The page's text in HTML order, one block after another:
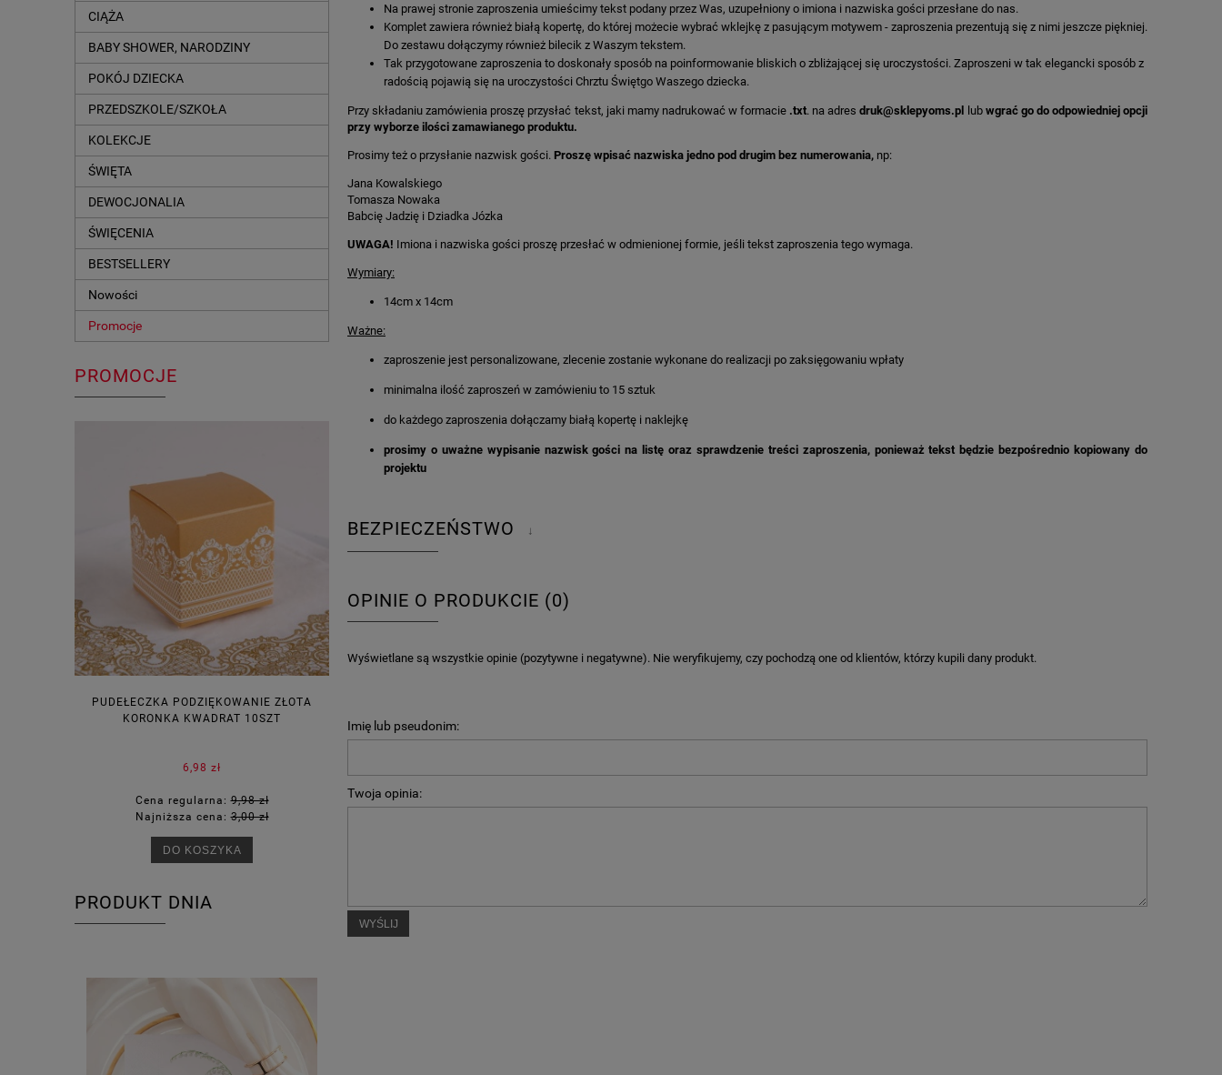
CIĄŻA
BABY SHOWER, NARODZINY
POKÓJ DZIECKA
PRZEDSZKOLE/SZKOŁA
KOLEKCJE
ŚWIĘTA
DEWOCJONALIA
ŚWIĘCENIA
BESTSELLERY
Nowości
Promocje
PROMOCJE
PUDEŁECZKA PODZIĘKOWANIE ZŁOTA
KORONKA KWADRAT 10SZT
6,98 zł
Cena regularna:9,98 zł
Najniższa cena:3,00 zł
DO KOSZYKA
DREAM 10SZT
Cena regularna:
PRODUKT DNIA
Na prawej stronie zaproszenia umieścimy tekst podany przez Was, uzupełniony o imiona i nazwiska gości przesłane do nas.
Komplet zawiera również białą kopertę, do której możecie wybrać wklejkę z pasującym motywem - zaproszenia prezentują się z nimi jeszcze piękniej.
Do zestawu dołączymy również bilecik z Waszym tekstem.
Tak przygotowane zaproszenia to doskonały sposób na poinformowanie bliskich o zbliżającej się uroczystości. Zaproszeni w tak elegancki sposób z
radością pojawią się na uroczystości Chrztu Świętgo Waszego dziecka.
Przy składaniu zamówienia proszę przysłać tekst, jaki mamy nadrukować w formacie .txt. na adresdruk@sklepyoms.pl lub wgrać go do odpowiedniej opcji
przy wyborze ilości zamawianego produktu.
Prosimy też o przysłanie nazwisk gości. Proszę wpisać nazwiska jedno pod drugim bez numerowania, np:
Jana Kowalskiego
Tomasza Nowaka
Babcię Jadzię i Dziadka Józka
UWAGA! Imiona i nazwiska gości proszę przesłać w odmienionej formie, jeśli tekst zaproszenia tego wymaga.
Wymiary:
14cm x 14cm
Ważne:
zaproszenie jest personalizowane, zlecenie zostanie wykonane do realizacji po zaksięgowaniu wpłaty
minimalna ilość zaproszeń w zamówieniu to 15 sztuk
do każdego zaproszenia dołączamy białą kopertę i naklejkę
prosimy o uważne wypisanie nazwisk gości na listę oraz sprawdzenie treści zaproszenia, ponieważ tekst będzie bezpośrednio kopiowany do
projektu
BEZPIECZEŃSTWO ↓
OPINIE O PRODUKCIE (0)
Wyświetlane są wszystkie opinie (pozytywne i negatywne). Nie weryfikujemy, czy pochodzą one od klientów, którzy kupili dany produkt.
Imię lub pseudonim:
Twoja opinia:
WYŚLIJ